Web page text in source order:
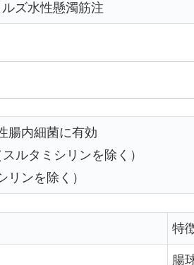
ズ水性懸濁筋注
腸内細菌に有効
ルタミシリンを除く）
リンを除く）
特
腸